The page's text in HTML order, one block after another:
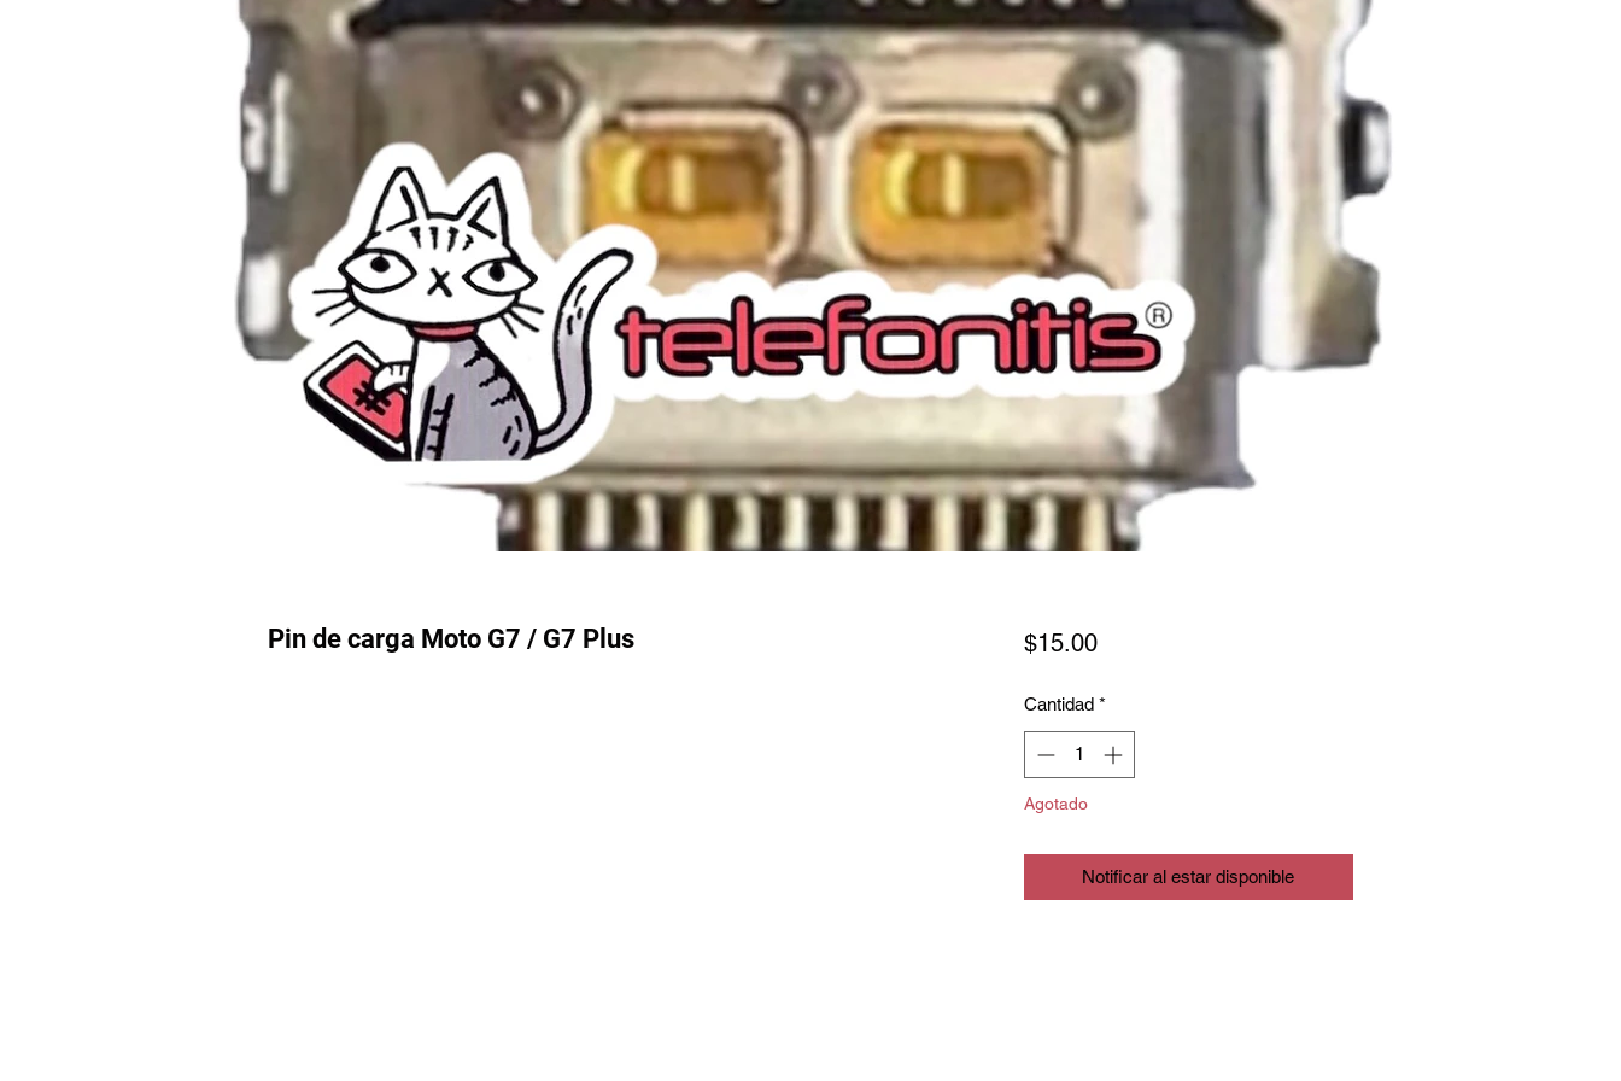
Pin de carga Moto G7 / G7 Plus $15.00Precio
Cantidad *
Agotado
Notificar al estar disponible